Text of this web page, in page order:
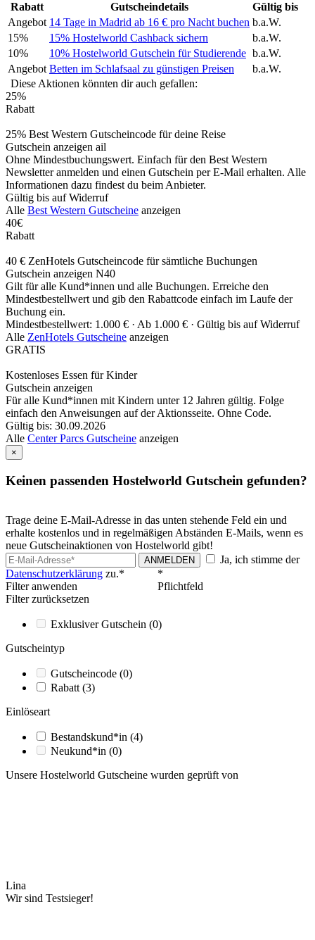
Rabatt Gutscheindetails
Gültig bis
Angebot 14 Tage in Madrid ab 16 € pro Nacht buchen b.a.W.
15%
15% Hostelworld Cashback sichern
b.a.W.
10%
10% Hostelworld Gutschein für Studierende b.a.W.
Angebot Betten im Schlafsaal zu günstigen Preisen
b.a.W.
Diese Aktionen könnten dir auch gefallen:
25%
Rabatt
25% Best Western Gutscheincode für deine Reise
Gutschein anzeigen ail
Ohne Mindestbuchungswert. Einfach für den Best Western
Newsletter anmelden und einen Gutschein per E-Mail erhalten. Alle
Informationen dazu findest du beim Anbieter.
Gültig bis auf Widerruf
Alle Best Western Gutscheine anzeigen
40€
Rabatt
40 € ZenHotels Gutscheincode für sämtliche Buchungen
Gutschein anzeigen N40
Gilt für alle Kund*innen und alle Buchungen. Erreiche den
Mindestbestellwert und gib den Rabattcode einfach im Laufe der
Buchung ein.
Mindestbestellwert: 1.000 € · Ab 1.000 € · Gültig bis auf Widerruf
Alle ZenHotels Gutscheine anzeigen
GRATIS
Kostenloses Essen für Kinder
Gutschein anzeigen
Für alle Kund*innen mit Kindern unter 12 Jahren gültig. Folge
einfach den Anweisungen auf der Aktionsseite. Ohne Code.
Gültig bis: 30.09.2026
Alle Center Parcs Gutscheine anzeigen
×
Keinen passenden Hostelworld Gutschein gefunden?
Trage deine E-Mail-Adresse in das unten stehende Feld ein und
erhalte kostenlos und in regelmäßigen Abständen E-Mails, wenn es
neue Gutscheinaktionen von Hostelworld gibt!
ANMELDEN
Ja, ich stimme der
Datenschutzerklärung zu.*
*
Pflichtfeld
Filter anwenden
Filter zurücksetzen
Exklusiver Gutschein (0)
Gutscheintyp
Gutscheincode (0)
Rabatt(3)
Einlöseart
Bestandskund*in (4)
Neukund*in (0)
Unsere Hostelworld Gutscheine wurden geprüft von
Lina
Wir sind Testsieger!